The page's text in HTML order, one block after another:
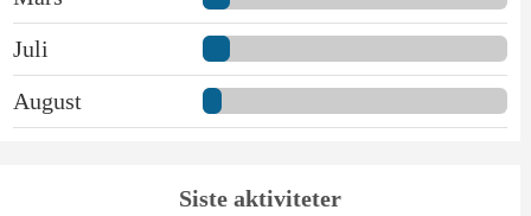
Juli
August
Siste aktiviteter